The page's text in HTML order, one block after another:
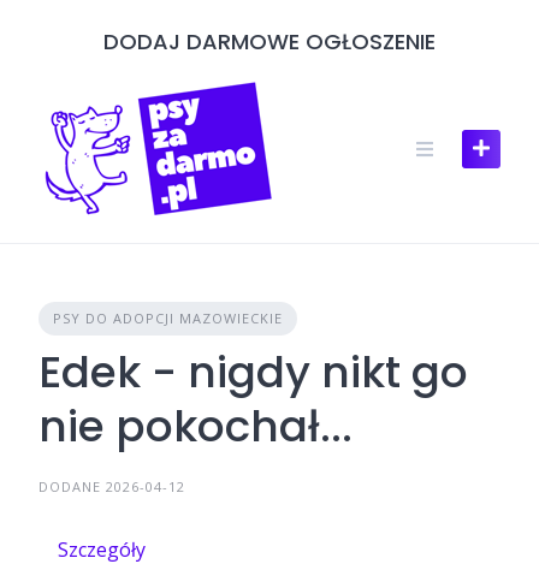
DODAJ DARMOWE OGŁOSZENIE
PSY DO ADOPCJI MAZOWIECKIE
Edek - nigdy nikt go
nie pokochał...
DODANE 2026-04-12
Szczegóły